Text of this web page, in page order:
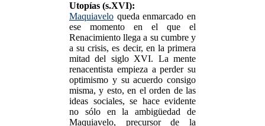
Utopías (s.XVI):
Maquiavelo queda enmarcado en
ese momento en el que el
Renacimiento llega a su cumbre y
a su crisis, es decir, en la primera
mitad del siglo XVI. La mente
renacentista empieza a perder su
optimismo y su acuerdo consigo
misma, y esto, en el orden de las
ideas sociales, se hace evidente
no sólo en la ambigüedad de
Maquiavelo, precursor de la